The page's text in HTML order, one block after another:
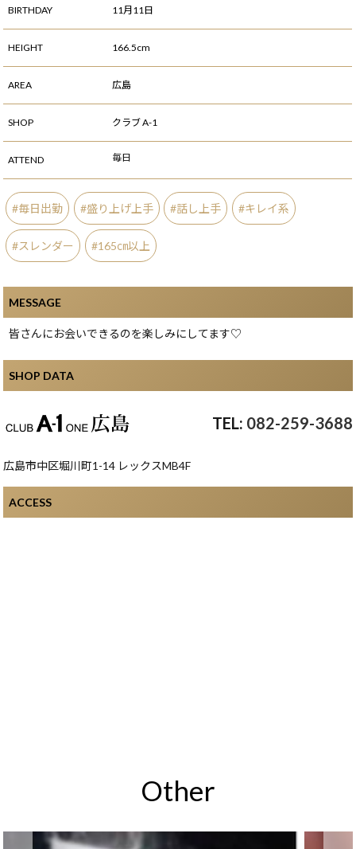
BIRTHDAY 11月11日
HEIGHT 166.5cm
AREA 広島
SHOP クラブ A-1
ATTEND 毎日
毎日出勤 盛り上げ上手 話し上手 キレイ系
スレンダー 165㎝以上
MESSAGE
皆さんにお会いできるのを楽しみにしてます♡
SHOP DATA
082-259-3688
広島市中区堀川町1-14 レックスMB4F
ACCESS
Other